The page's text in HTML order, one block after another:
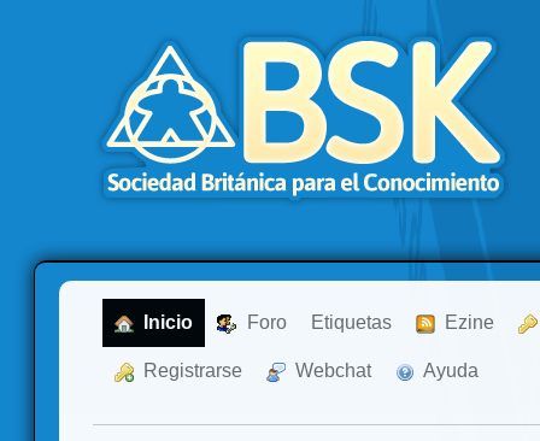
Inicio Foro Etiquetas Ezine
Registrarse Webchat Ayuda